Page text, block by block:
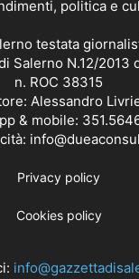
politica e
testata
Salerno N.12/2013
n. ROC 38315
Alessandro
& mobile:
Privacy policy
Cookies policy